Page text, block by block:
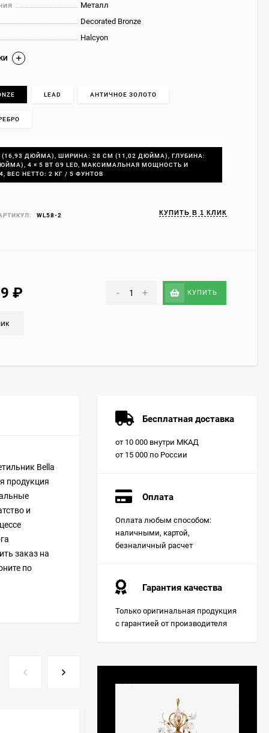
Металл
Decorated Bronze
Halcyon
LEAD АНТИЧНОЕ ЗОЛОТО
ДЮЙМА), ШИРИНА: 28 СМ (11,02 ДЮЙМА), ГЛУБИНА:
4 × 5 ВТ G9 LED, МАКСИМАЛЬНАЯ МОЩНОСТЬ И
ВЕС НЕТТО: 2 КГ / 5 ФУНТОВ
WL58-2 КУПИТЬ В 1 КЛИК
₽ - + КУПИТЬ
Bella
продукция
и
заказ на
по
Бесплатная доставка
от 10 000 внутри МКАД
от 15 000 по России
Оплата
Оплата любым способом:
наличными, картой,
безналичный расчет
Гарантия качества
Только оригинальная продукция
с гарантией от производителя